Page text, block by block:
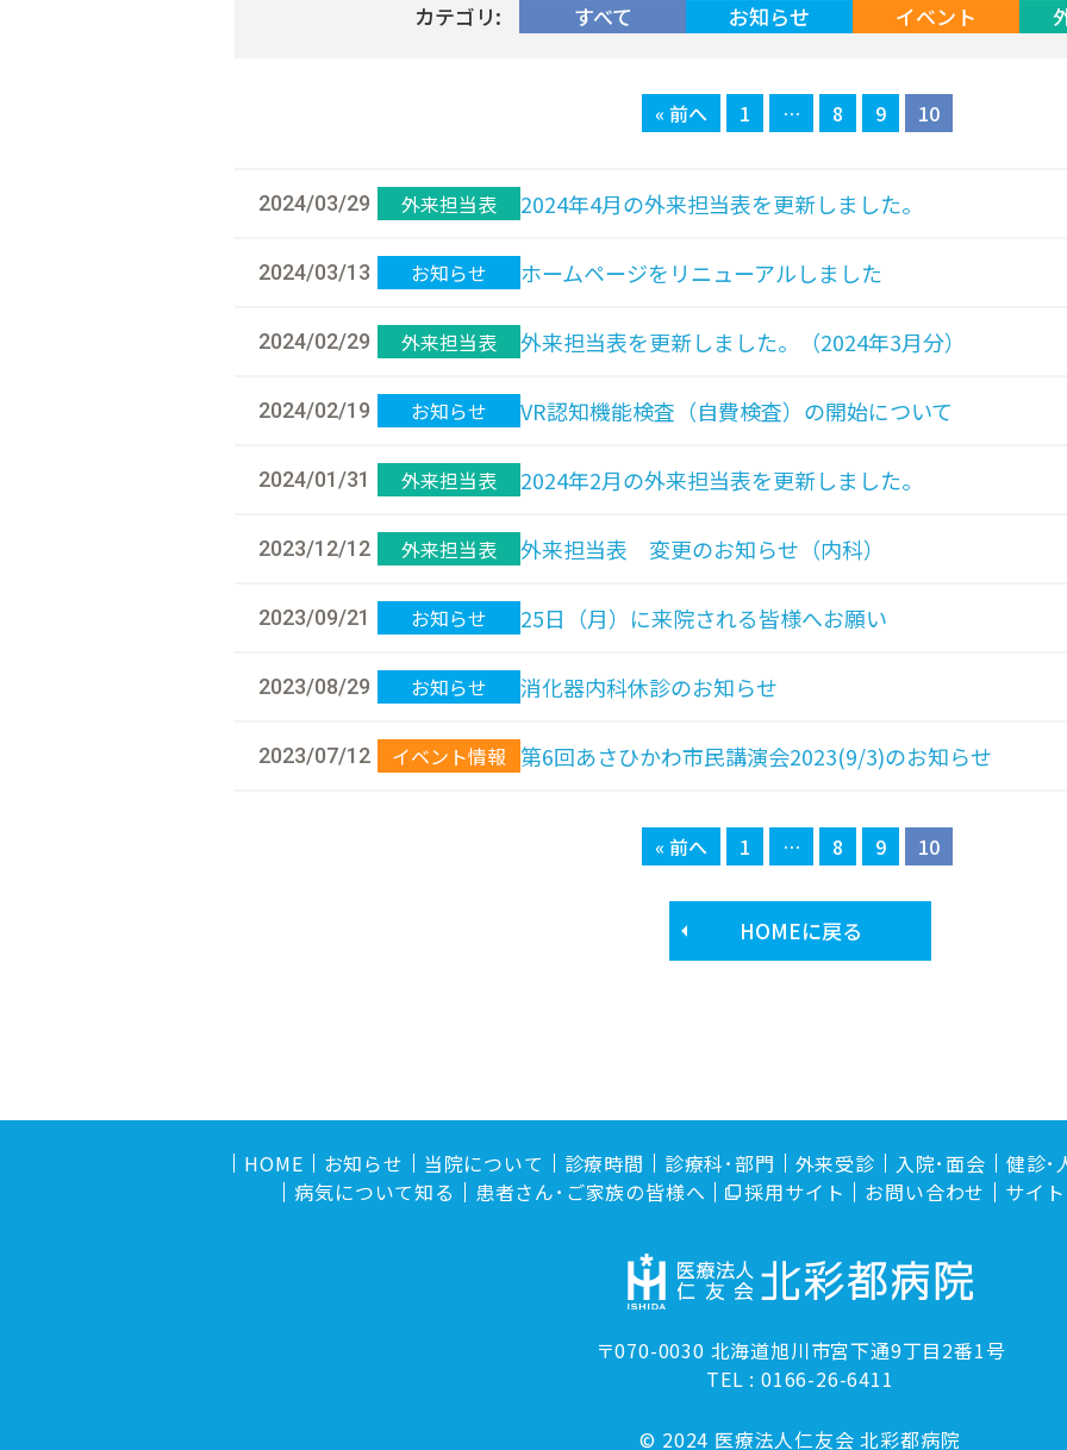
カテゴリ: すべて お知らせ イベント
« 前へ 1 … 8 9 10
2024/03/29 外来担当表 2024年4月の外来担当表を更新しました。
2024/03/13 お知らせ ホームページをリニューアルしました
2024/02/29 外来担当表 外来担当表を更新しました。（2024年3月分）
2024/02/19 お知らせ VR認知機能検査（自費検査）の開始について
2024/01/31 外来担当表 2024年2月の外来担当表を更新しました。
2023/12/12 外来担当表 外来担当表 変更のお知らせ（内科）
2023/09/21 お知らせ 25日（月）に来院される皆様へお願い
2023/08/29 お知らせ 消化器内科休診のお知らせ
2023/07/12 イベント情報 第6回あさひかわ市民講演会2023(9/3)のお知らせ
« 前へ 1 … 8 9 10
HOMEに戻る
HOME お知らせ 当院について 診療時間 診療科･部門 外来受診 入院･面会 健診･
病気について知る
患者さん･ご家族の皆様へ 採用サイト お問い合わせ サイ
〒070-0030 北海道旭川市宮下通9丁目2番1号
TEL :0166-26-6411
© 2024 医療法人仁友会 北彩都病院